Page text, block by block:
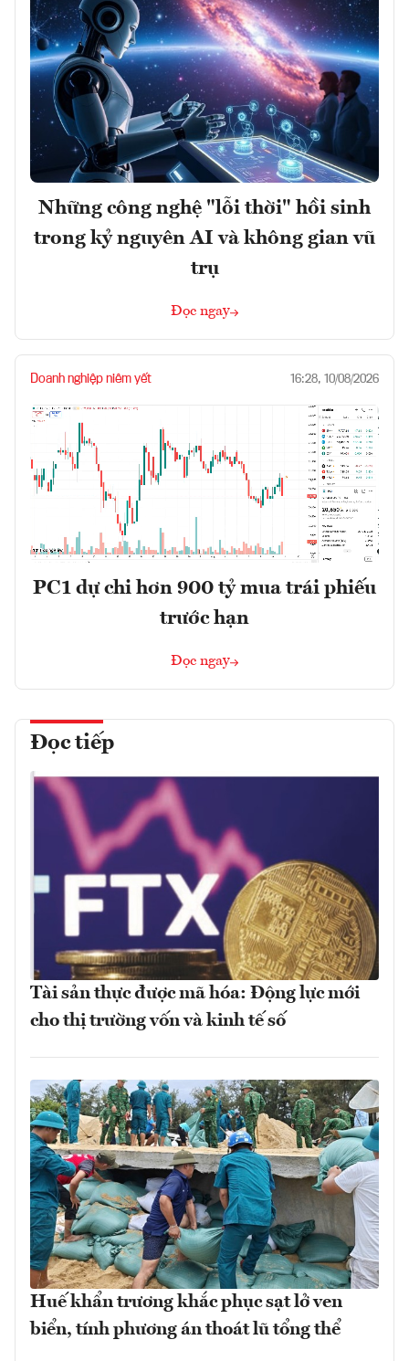
Những công nghệ "lỗi thời" hồi sinh
trong kỷ nguyên AI và không gian vũ
trụ
Đọc ngay
Doanh nghiệp niêm yết 16:28, 10/08/2026
PC1 dự chi hơn 900 tỷ mua trái phiếu
trước hạn
Đọc ngay
Đọc tiếp
Tài sản thực được mã hóa: Động lực mới
cho thị trường vốn và kinh tế số
Huế khẩn trương khắc phục sạt lở ven
biển, tính phương án thoát lũ tổng thể